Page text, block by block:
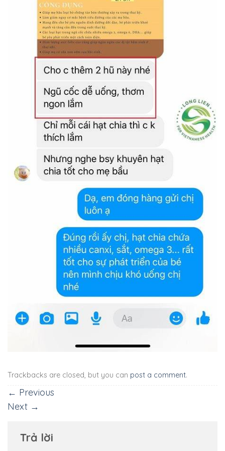
Trackbacks are closed, but you can post a comment.
← Previous
Next →
Trả lời